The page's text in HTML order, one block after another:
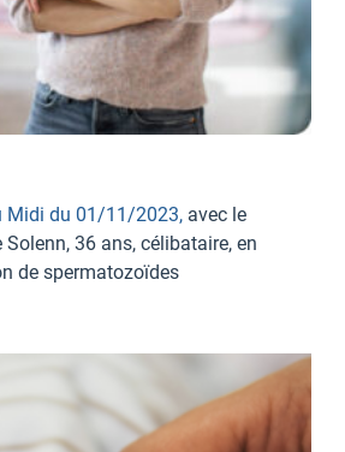
Midi du 01/11/2023, avec le
36 ans, célibataire, en
de spermatozoïdes